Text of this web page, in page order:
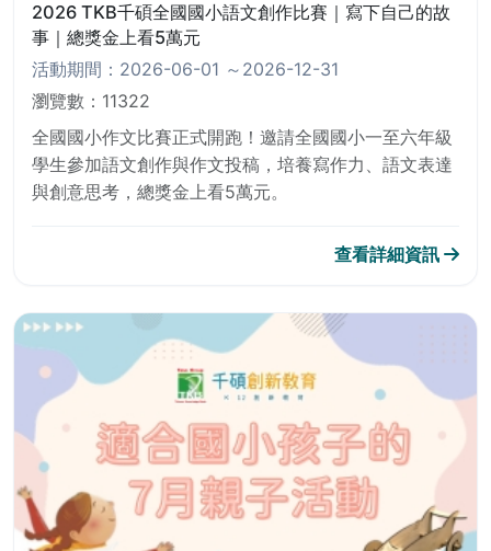
2026 TKB千碩全國國小語文創作比賽｜寫下自己的故
事｜總獎金上看5萬元
活動期間：2026-06-01 ～2026-12-31
瀏覽數：11322
全國國小作文比賽正式開跑！邀請全國國小一至六年級
學生參加語文創作與作文投稿，培養寫作力、語文表達
與創意思考，總獎金上看5萬元。
查看詳細資訊